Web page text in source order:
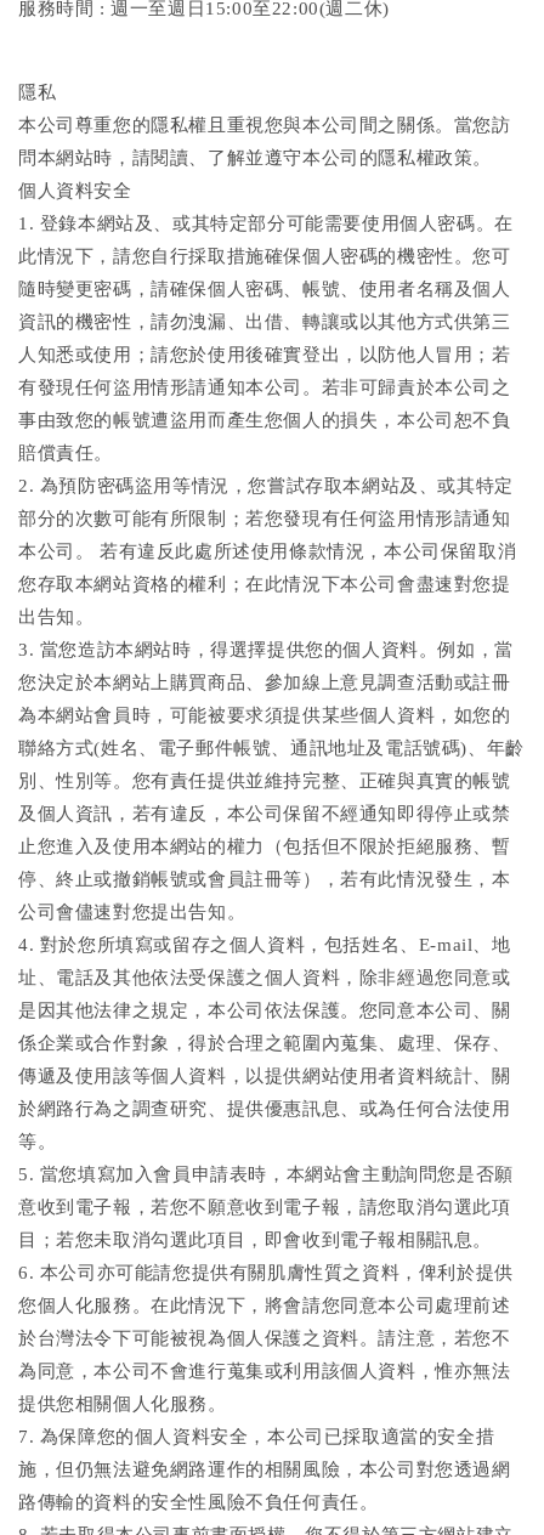
服務時間 : 週一至週日15:00至22:00(週二休)
隱私
本公司尊重您的隱私權且重視您與本公司間之關係。當您訪
問本網站時，請閱讀、了解並遵守本公司的隱私權政策。
個人資料安全
1. 登錄本網站及、或其特定部分可能需要使用個人密碼。在
此情況下，請您自行採取措施確保個人密碼的機密性。您可
隨時變更密碼，請確保個人密碼、帳號、使用者名稱及個人
資訊的機密性，請勿洩漏、出借、轉讓或以其他方式供第三
人知悉或使用；請您於使用後確實登出，以防他人冒用；若
有發現任何盜用情形請通知本公司。若非可歸責於本公司之
事由致您的帳號遭盜用而產生您個人的損失，本公司恕不負
賠償責任。
2. 為預防密碼盜用等情況，您嘗試存取本網站及、或其特定
部分的次數可能有所限制；若您發現有任何盜用情形請通知
本公司。 若有違反此處所述使用條款情況，本公司保留取消
您存取本網站資格的權利；在此情況下本公司會盡速對您提
出告知。
3. 當您造訪本網站時，得選擇提供您的個人資料。例如，當
您決定於本網站上購買商品、參加線上意見調查活動或註冊
為本網站會員時，可能被要求須提供某些個人資料，如您的
聯絡方式(姓名、電子郵件帳號、通訊地址及電話號碼)、年齡
別、性別等。您有責任提供並維持完整、正確與真實的帳號
及個人資訊，若有違反，本公司保留不經通知即得停止或禁
止您進入及使用本網站的權力（包括但不限於拒絕服務、暫
停、終止或撤銷帳號或會員註冊等），若有此情況發生，本
公司會儘速對您提出告知。
4. 對於您所填寫或留存之個人資料，包括姓名、E-mail、地
址、電話及其他依法受保護之個人資料，除非經過您同意或
是因其他法律之規定，本公司依法保護。您同意本公司、關
係企業或合作對象，得於合理之範圍內蒐集、處理、保存、
傳遞及使用該等個人資料，以提供網站使用者資料統計、關
於網路行為之調查研究、提供優惠訊息、或為任何合法使用
等。
5. 當您填寫加入會員申請表時，本網站會主動詢問您是否願
意收到電子報，若您不願意收到電子報，請您取消勾選此項
目；若您未取消勾選此項目，即會收到電子報相關訊息。
6. 本公司亦可能請您提供有關肌膚性質之資料，俾利於提供
您個人化服務。在此情況下，將會請您同意本公司處理前述
於台灣法令下可能被視為個人保護之資料。請注意，若您不
為同意，本公司不會進行蒐集或利用該個人資料，惟亦無法
提供您相關個人化服務。
7. 為保障您的個人資料安全，本公司已採取適當的安全措
施，但仍無法避免網路運作的相關風險，本公司對您透過網
路傳輸的資料的安全性風險不負任何責任。